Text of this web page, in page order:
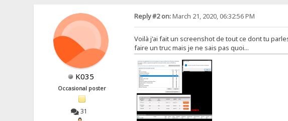
K035
Occasional poster
31
Reply #2 on:March 21, 2020, 06:32:56 PM
Voilà j'ai fait un screenshot de tout ce dont tu
faire un truc mais je ne sais pas quoi...